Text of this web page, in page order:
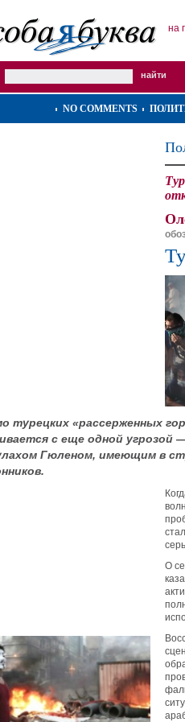
на
NO COMMENTS
турецких «рассерженных
с еще одной
Гюленом, имеющим в
О